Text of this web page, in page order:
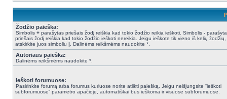
Žodžio paieška:
Simbolis + parašytas priešais žodį reiškia kad tokio žodžio reikia ieškoti. Simbolis -
priešais žodį reiškia kad tokio žodžio ieškoti nereikia. Jeigu ieškote tik vieno iš kelių žodžių,
atskirkite juos simboliu | . Dalinėms reikšmėms naudokite *.
Autoriaus paieška:
Dalinėms reikšmėms naudokite *.
Ieškoti forumuose:
Pasirinkite forumą arba forumus kuriuose norite atlikti paiešką. Jeigu neišjungsite “ieškoti
subforumuose“ parametro apačioje, automatiškai bus ieškoma ir visuose subforumuose.